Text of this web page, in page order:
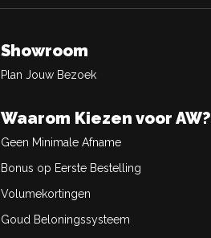
Showroom
Plan Jouw Bezoek
Waarom Kiezen voor AW?
Geen Minimale Afname
Bonus op Eerste Bestelling
Volumekortingen
Goud Beloningssysteem